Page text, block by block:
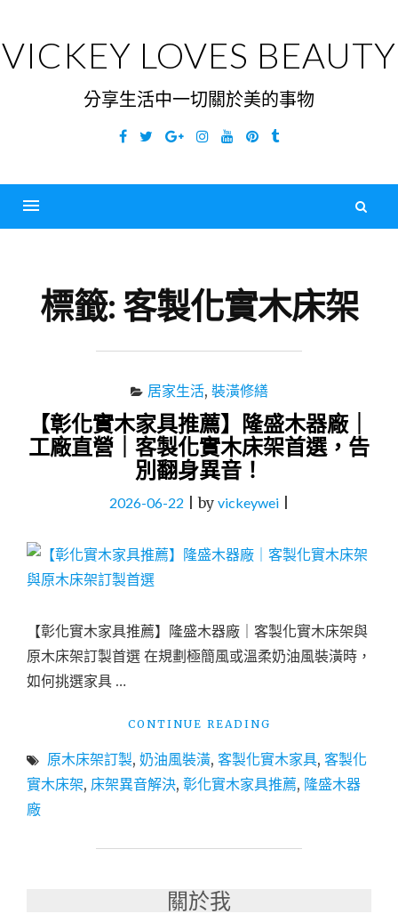
content
VICKEY LOVES BEAUTY
分享生活中一切關於美的事物
Facebook
TwitterGoogleInstagramYouTubePinterest
Tumblr
標籤: 客製化實木床架
居家生活, 裝潢修繕
【彰化實木家具推薦】隆盛木器廠｜
工廠直營｜客製化實木床架首選，告
別翻身異音！
2026-06-22|by vickeywei|
【彰化實木家具推薦】隆盛木器廠｜客製化實木床架與
原木床架訂製首選 在規劃極簡風或溫柔奶油風裝潢時，
如何挑選家具 …
CONTINUE READING
實
木
原木床架訂製, 奶油風裝潢, 客製化實木家具, 客製化
實木床架, 床架異音解決, 彰化實木家具推薦, 隆盛木器
廠
關於我